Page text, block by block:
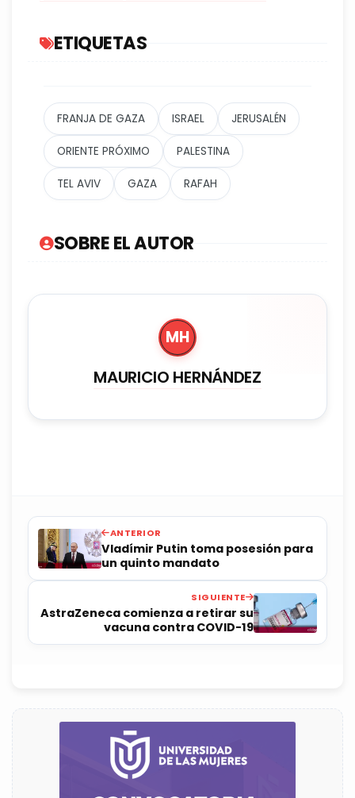
ETIQUETAS
FRANJA DE GAZA ISRAEL JERUSALÉN
ORIENTE PRÓXIMO PALESTINA
TEL AVIV GAZA RAFAH
SOBRE EL AUTOR
MH
MAURICIO HERNÁNDEZ
ANTERIOR
Vladímir Putin toma posesión para
un quinto mandato
SIGUIENTE
AstraZeneca comienza a retirar su
vacuna contra COVID-19